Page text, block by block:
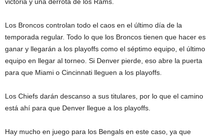
Los Broncos controlan todo el caos en el último día de la
temporada regular. Todo lo que los Broncos tienen que hacer es
ganar y llegarán a los playoffs como el séptimo equipo, el último
equipo en llegar al torneo. Si Denver pierde, eso abre la puerta
para que Miami o Cincinnati lleguen a los playoffs.
Los Chiefs darán descanso a sus titulares, por lo que el camino
está ahí para que Denver llegue a los playoffs.
Hay mucho en juego para los Bengals en este caso, ya que